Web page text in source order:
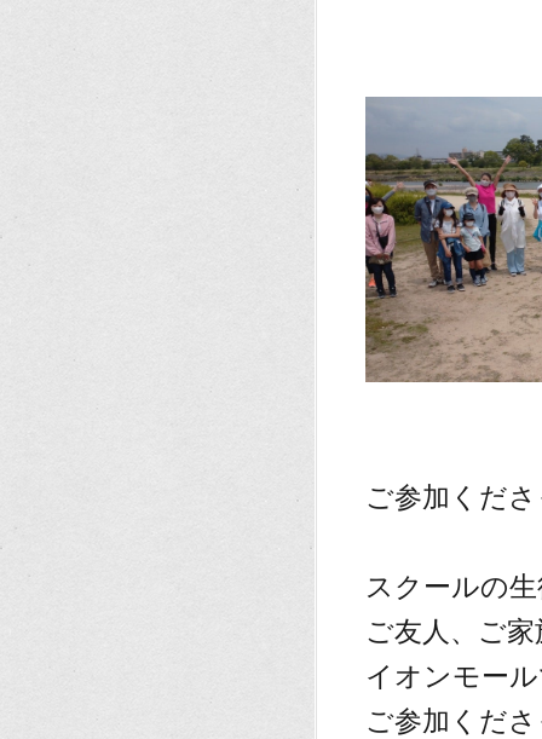
ご参加くだ
スクールの
ご友人、ご
イオンモー
ご参加くだ